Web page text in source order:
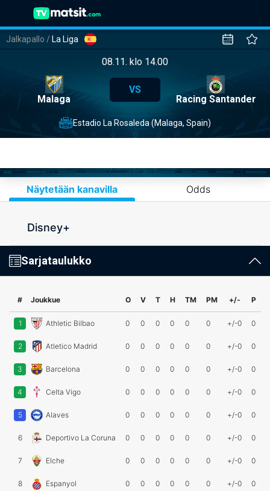
Jalkapallo / La Liga
08.11. klo 14.00
Malaga
VS
Racing Santander
Estadio La Rosaleda (Malaga, Spain)
Näytetään kanavilla Odds
Disney+
Sarjataulukko
# Joukkue O V T H TM PM +/- P
1 Athletic Bilbao 0 0 0 0 0 0 +/-0 0
2 Atletico Madrid 0 0 0 0 0 0 +/-0 0
3 Barcelona 0 0 0 0 0 0 +/-0 0
4 Celta Vigo 0 0 0 0 0 0 +/-0 0
5 Alaves 0 0 0 0 0 0 +/-0 0
6 Deportivo La Coruna 0 0 0 0 0 0 +/-0 0
7 Elche 0 0 0 0 0 0 +/-0 0
8 Espanyol 0 0 0 0 0 0 +/-0 0